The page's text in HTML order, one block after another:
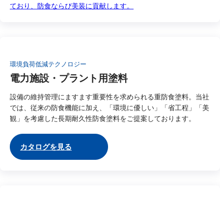
ており、防食ならび美装に貢献します。
環境負荷低減テクノロジー
電力施設・プラント用塗料
設備の維持管理にますます重要性を求められる重防食塗料。当社
では、従来の防食機能に加え、「環境に優しい」「省工程」「美
観」を考慮した長期耐久性防食塗料をご提案しております。
カタログを見る